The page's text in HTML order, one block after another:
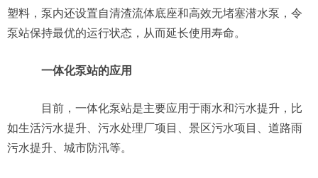
塑料，泵内还设置自清渣流体底座和高效无堵塞潜水泵，令
泵站保持最优的运行状态，从而延长使用寿命。
一体化泵站的应用
目前，一体化泵站是主要应用于雨水和污水提升，比
如生活污水提升、污水处理厂项目、景区污水项目、道路雨
污水提升、城市防汛等。